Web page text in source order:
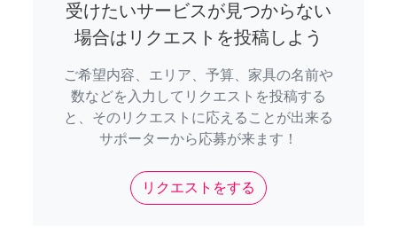
受けたいサービスが見つからない
場合はリクエストを投稿しよう
ご希望内容、エリア、予算、家具の名前や
数などを入力してリクエストを投稿する
と、そのリクエストに応えることが出来る
サポーターから応募が来ます！
リクエストをする